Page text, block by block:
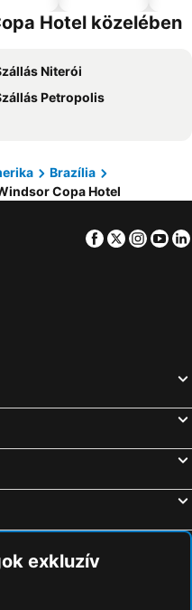
Hotel közelében
Niterói
Petropolis
Brazília
Copa Hotel
Facebook
Twitter
exkluzív